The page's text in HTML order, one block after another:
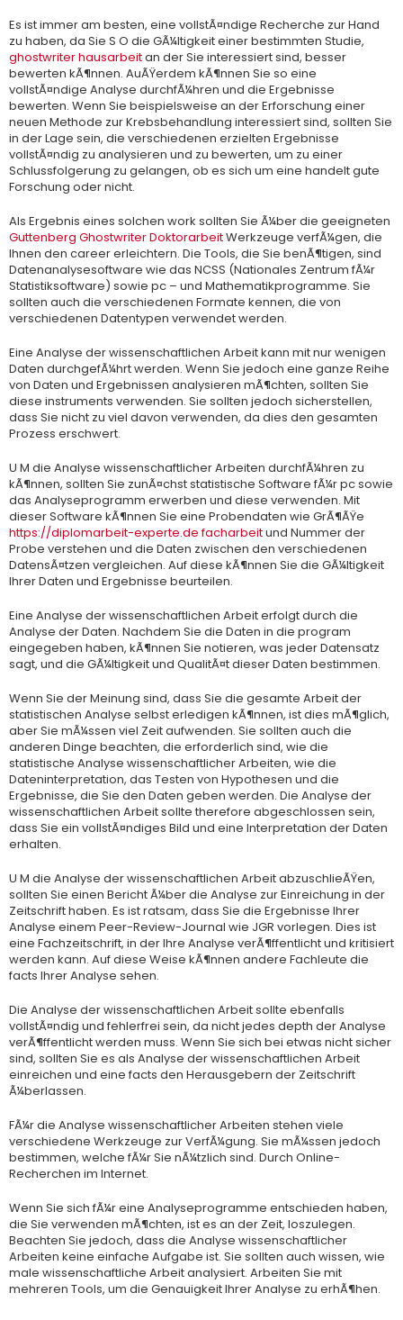
Es ist immer am besten, eine vollstÃ¤ndige Recherche zur Hand
zu haben, da Sie S O die GÃ¼ltigkeit einer bestimmten Studie,
ghostwriter hausarbeitan der Sie interessiert sind, besser
bewerten kÃ¶nnen. AuÃŸerdem kÃ¶nnen Sie so eine
vollstÃ¤ndige Analyse durchfÃ¼hren und die Ergebnisse
bewerten. Wenn Sie beispielsweise an der Erforschung einer
neuen Methode zur Krebsbehandlung interessiert sind, sollten Sie
in der Lage sein, die verschiedenen erzielten Ergebnisse
vollstÃ¤ndig zu analysieren und zu bewerten, um zu einer
Schlussfolgerung zu gelangen, ob es sich um eine handelt gute
Forschung oder nicht.
Als Ergebnis eines solchen work sollten Sie Ã¼ber die geeigneten
Guttenberg Ghostwriter DoktorarbeitWerkzeuge verfÃ¼gen, die
Ihnen den career erleichtern. Die Tools, die Sie benÃ¶tigen, sind
Datenanalysesoftware wie das NCSS (Nationales Zentrum fÃ¼r
Statistiksoftware) sowie pc – und Mathematikprogramme. Sie
sollten auch die verschiedenen Formate kennen, die von
verschiedenen Datentypen verwendet werden.
Eine Analyse der wissenschaftlichen Arbeit kann mit nur wenigen
Daten durchgefÃ¼hrt werden. Wenn Sie jedoch eine ganze Reihe
von Daten und Ergebnissen analysieren mÃ¶chten, sollten Sie
diese instruments verwenden. Sie sollten jedoch sicherstellen,
dass Sie nicht zu viel davon verwenden, da dies den gesamten
Prozess erschwert.
U M die Analyse wissenschaftlicher Arbeiten durchfÃ¼hren zu
kÃ¶nnen, sollten Sie zunÃ¤chst statistische Software fÃ¼r pc sowie
das Analyseprogramm erwerben und diese verwenden. Mit
dieser Software kÃ¶nnen Sie eine Probendaten wie GrÃ¶ÃŸe
https://diplomarbeit-experte.de facharbeitund Nummer der
Probe verstehen und die Daten zwischen den verschiedenen
DatensÃ¤tzen vergleichen. Auf diese kÃ¶nnen Sie die GÃ¼ltigkeit
Ihrer Daten und Ergebnisse beurteilen.
Eine Analyse der wissenschaftlichen Arbeit erfolgt durch die
Analyse der Daten. Nachdem Sie die Daten in die program
eingegeben haben, kÃ¶nnen Sie notieren, was jeder Datensatz
sagt, und die GÃ¼ltigkeit und QualitÃ¤t dieser Daten bestimmen.
Wenn Sie der Meinung sind, dass Sie die gesamte Arbeit der
statistischen Analyse selbst erledigen kÃ¶nnen, ist dies mÃ¶glich,
aber Sie mÃ¼ssen viel Zeit aufwenden. Sie sollten auch die
anderen Dinge beachten, die erforderlich sind, wie die
statistische Analyse wissenschaftlicher Arbeiten, wie die
Dateninterpretation, das Testen von Hypothesen und die
Ergebnisse, die Sie den Daten geben werden. Die Analyse der
wissenschaftlichen Arbeit sollte therefore abgeschlossen sein,
dass Sie ein vollstÃ¤ndiges Bild und eine Interpretation der Daten
erhalten.
U M die Analyse der wissenschaftlichen Arbeit abzuschlieÃŸen,
sollten Sie einen Bericht Ã¼ber die Analyse zur Einreichung in der
Zeitschrift haben. Es ist ratsam, dass Sie die Ergebnisse Ihrer
Analyse einem Peer-Review-Journal wie JGR vorlegen. Dies ist
eine Fachzeitschrift, in der Ihre Analyse verÃ¶ffentlicht und kritisiert
werden kann. Auf diese Weise kÃ¶nnen andere Fachleute die
facts Ihrer Analyse sehen.
Die Analyse der wissenschaftlichen Arbeit sollte ebenfalls
vollstÃ¤ndig und fehlerfrei sein, da nicht jedes depth der Analyse
verÃ¶ffentlicht werden muss. Wenn Sie sich bei etwas nicht sicher
sind, sollten Sie es als Analyse der wissenschaftlichen Arbeit
einreichen und eine facts den Herausgebern der Zeitschrift
Ã¼berlassen.
FÃ¼r die Analyse wissenschaftlicher Arbeiten stehen viele
verschiedene Werkzeuge zur VerfÃ¼gung. Sie mÃ¼ssen jedoch
bestimmen, welche fÃ¼r Sie nÃ¼tzlich sind. Durch Online-
Recherchen im Internet.
Wenn Sie sich fÃ¼r eine Analyseprogramme entschieden haben,
die Sie verwenden mÃ¶chten, ist es an der Zeit, loszulegen.
Beachten Sie jedoch, dass die Analyse wissenschaftlicher
Arbeiten keine einfache Aufgabe ist. Sie sollten auch wissen, wie
male wissenschaftliche Arbeit analysiert. Arbeiten Sie mit
mehreren Tools, um die Genauigkeit Ihrer Analyse zu erhÃ¶hen.